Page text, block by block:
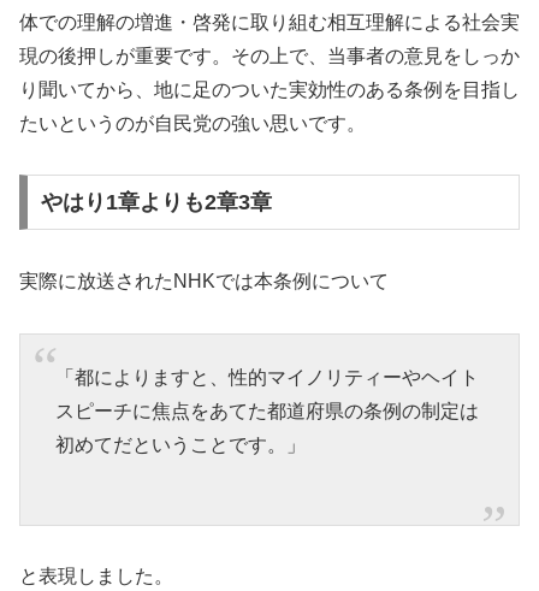
体での理解の増進・啓発に取り組む相互理解による社会実
現の後押しが重要です。その上で、当事者の意見をしっか
り聞いてから、地に足のついた実効性のある条例を目指し
たいというのが自民党の強い思いです。
やはり1章よりも2章3章
実際に放送されたNHKでは本条例について
「都によりますと、性的マイノリティーやヘイト
スピーチに焦点をあてた都道府県の条例の制定は
初めてだということです。」
と表現しました。